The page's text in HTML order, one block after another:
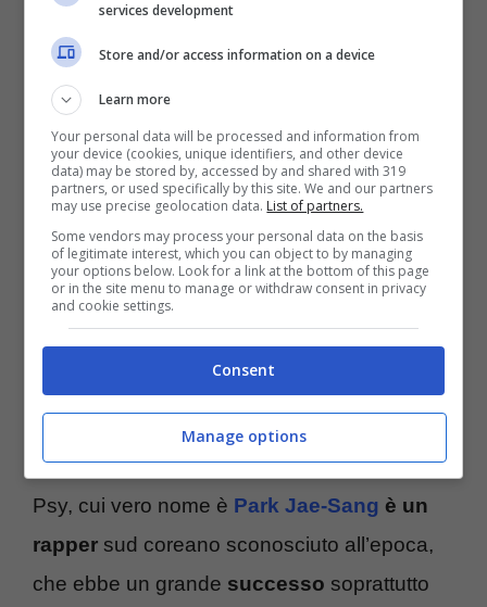
musicali
spiegazione sta nel ritmo, ed in quel
movimento che tutti cercarono di imitare.
Gli utenti, piùche ascoltare la canzone, che
era incomprensibile per la maggior parte
degli occidentali era cercata soloper imitare
il balloe sono migliaia i video social di
persone normali che provavanoa ballare
Che fine ha fatto Psy?
Psy, cui vero nome è Park Jae-Sang è un
rapper sud coreano sconosciuto all’epoca,
che ebbe un grande successo soprattutto
services development
Store and/or access information on a device
Learn more
Your personal data will be processed and information from
your device (cookies, unique identifiers, and other device
data) may be stored by, accessed by and shared with 319
partners, or used specifically by this site. We and our partners
may use precise geolocation data. List of partners.
Some vendors may process your personal data on the basis
of legitimate interest, which you can object to by managing
your options below. Look for a link at the bottom of this page
or in the site menu to manage or withdraw consent in privacy
and cookie settings.
Consent
Manage options